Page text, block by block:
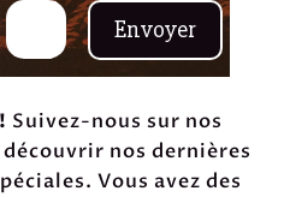
Envoyer
Suivez-nous sur nos
nos dernières
Vous avez des